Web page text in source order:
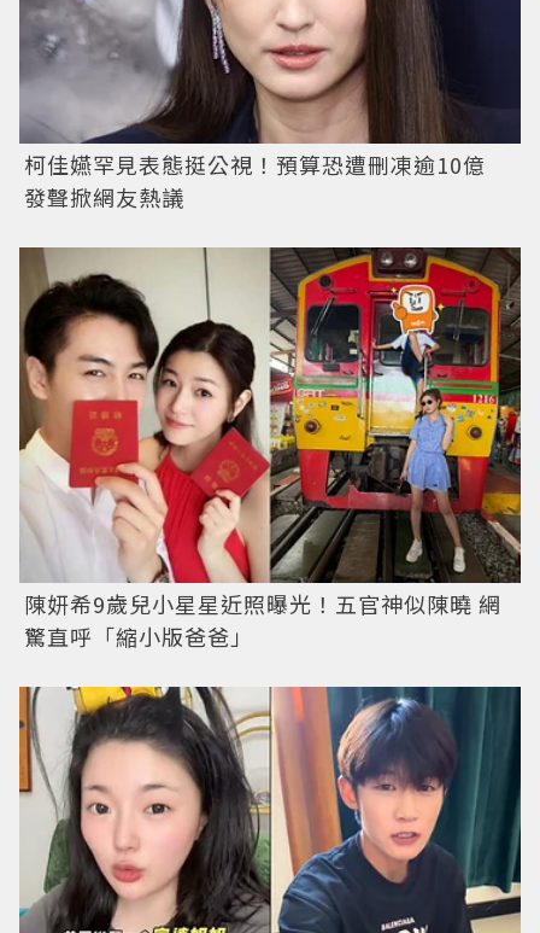
柯佳嬿罕見表態挺公視！預算恐遭刪凍逾10億
發聲掀網友熱議
陳妍希9歲兒小星星近照曝光！五官神似陳曉 網
驚直呼「縮小版爸爸」